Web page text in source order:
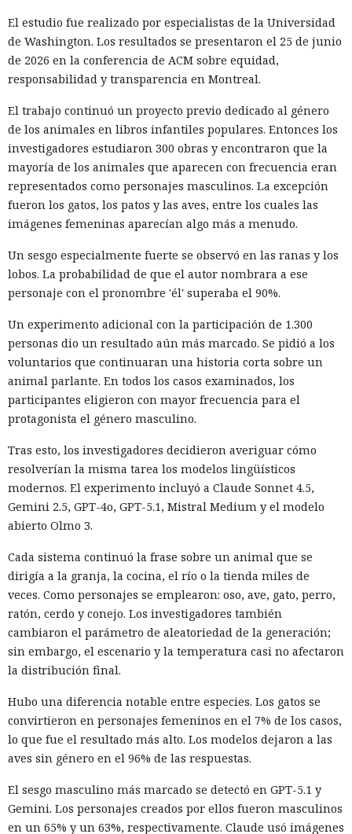
menos 165 empresas. Entre las afectadas se encuentran
AT&T, Ticketmaster, Advance Auto Parts, Neiman Marcus,
Santander, LendingTree y uno de los distritos escolares más
grandes de Estados Unidos.
La magnitud de las filtraciones fue enorme: en el caso de
AT&T se trató de registros de llamadas y mensajes de más
de 100 millones de abonados, y el hackeo a Ticketmaster
afectó a alrededor de 560 millones de usuarios.
Según la investigación, los hackeos ocurrieron entre febrero
y octubre de 2024. Los atacantes accedieron a cuentas
la Administración para el Control de Drogas, licencias de
conducir, pasaportes y números de seguridad social.
empresas exigiendo dinero y amenazando con publicar lo
sustraído. El grupo obtuvo alrededor de 2,5 millones de
dólares en rescates; además, Muka chantajeó al menos a
una víctima de forma reiterada, utilizando datos de un
funcionario público en activo o retirado y de su familia.
datos robados en foros de ciberdelincuencia como
BreachForums y XSS.is. La investigación estimó el perjuicio
total de las empresas afectadas en aproximadamente 9,5
millones de dólares.
acciones de Muka fueron deliberadas y depredadoras, y que
causaron un daño real tanto a las empresas como a
millones de sus clientes.
Tras la divulgación del incidente, Snowflake incorporó al
equipo de investigación la unidad Mandiant de Google, que
no detectó problemas en la seguridad de la propia
credenciales aún vigentes que fueron robadas en 2020 y,
con ellas, accedieron a las cuentas de las empresas.
Los analistas señalaron que el grupo tenía base en
Turquía — John Erin Binns, a quien las autoridades turcas
detuvieron en 2024 acusado de estar vinculado a un hackeo
El estudio fue realizado por especialistas de la Universidad
de Washington. Los resultados se presentaron el 25 de junio
de 2026 en la conferencia de ACM sobre equidad,
responsabilidad y transparencia en Montreal.
El trabajo continuó un proyecto previo dedicado al género
de los animales en libros infantiles populares. Entonces los
investigadores estudiaron 300 obras y encontraron que la
mayoría de los animales que aparecen con frecuencia eran
representados como personajes masculinos. La excepción
fueron los gatos, los patos y las aves, entre los cuales las
imágenes femeninas aparecían algo más a menudo.
Un sesgo especialmente fuerte se observó en las ranas y los
lobos. La probabilidad de que el autor nombrara a ese
personaje con el pronombre 'él' superaba el 90%.
Un experimento adicional con la participación de 1.300
personas dio un resultado aún más marcado. Se pidió a los
voluntarios que continuaran una historia corta sobre un
animal parlante. En todos los casos examinados, los
participantes eligieron con mayor frecuencia para el
protagonista el género masculino.
Tras esto, los investigadores decidieron averiguar cómo
resolverían la misma tarea los modelos lingüísticos
modernos. El experimento incluyó a Claude Sonnet 4.5,
Gemini 2.5, GPT-4o, GPT-5.1, Mistral Medium y el modelo
abierto Olmo 3.
Cada sistema continuó la frase sobre un animal que se
dirigía a la granja, la cocina, el río o la tienda miles de
veces. Como personajes se emplearon: oso, ave, gato, perro,
ratón, cerdo y conejo. Los investigadores también
cambiaron el parámetro de aleatoriedad de la generación;
sin embargo, el escenario y la temperatura casi no afectaron
la distribución final.
Hubo una diferencia notable entre especies. Los gatos se
convirtieron en personajes femeninos en el 7% de los casos,
lo que fue el resultado más alto. Los modelos dejaron a las
aves sin género en el 96% de las respuestas.
El sesgo masculino más marcado se detectó en GPT-5.1 y
Gemini. Los personajes creados por ellos fueron masculinos
en un 65% y un 63%, respectivamente. Claude usó imágenes